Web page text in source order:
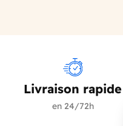
Livraison rapide
en 24/72h